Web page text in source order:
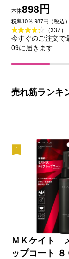
ィーの香り ６
王
本体898円
税率10％ 987円（税込）
（337）
今すぐのご注文で
09に届きます
売れ筋ランキ
ＭＫケイト
ップコート ８